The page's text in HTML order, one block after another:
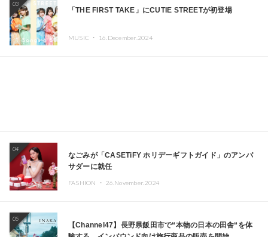
03
「THE FIRST TAKE」にCUTIE STREETが初登場
MUSIC ・ 16.December.2024
04
なごみが「CASETiFY ホリデーギフトガイド」のアンバ
サダーに就任
FASHION ・ 26.November.2024
05
【Channel47】長野県飯田市で“本物の日本の田舎“を体